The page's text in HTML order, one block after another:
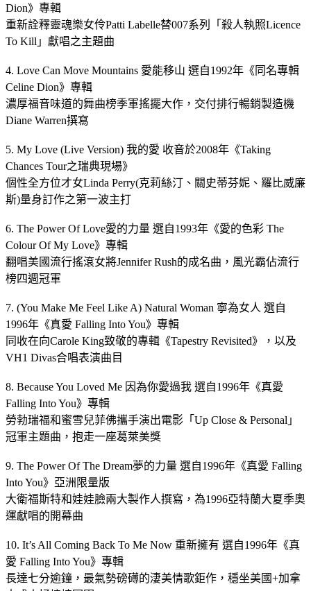
Dion》專輯
重新詮釋靈魂樂女伶Patti Labelle替007系列「殺人執照Licence
To Kill」獻唱之主題曲
4. Love Can Move Mountains 愛能移山 選自1992年《同名專輯
Celine Dion》專輯
濃厚福音味道的舞曲榜季軍搖擺大作，交付排行暢銷製造機
Diane Warren撰寫
5. My Love (Live Version) 我的愛 收音於2008年《Taking
Chances Tour之瑞典現場》
個性全方位才女Linda Perry(克莉絲汀、關史蒂芬妮、羅比威廉
斯)量身訂作之第一波主打
6. The Power Of Love愛的力量 選自1993年《愛的色彩 The
Colour Of My Love》專輯
翻唱美國流行搖滾女將Jennifer Rush的成名曲，風光霸佔流行
榜四週冠軍
7. (You Make Me Feel Like A) Natural Woman 寧為女人 選自
1996年《真愛 Falling Into You》專輯
同收在向Carole King致敬的專輯《Tapestry Revisited》，以及
VH1 Divas合唱表演曲目
8. Because You Loved Me 因為你愛過我 選自1996年《真愛
Falling Into You》專輯
勞勃瑞福和蜜雪兒菲佛攜手演出電影「Up Close & Personal」
冠軍主題曲，抱走一座葛萊美獎
9. The Power Of The Dream夢的力量 選自1996年《真愛 Falling
Into You》亞洲限量版
大衛福斯特和娃娃臉兩大製作人撰寫，為1996亞特蘭大夏季奧
運獻唱的開幕曲
10. It’s All Coming Back To Me Now 重新擁有 選自1996年《真
愛 Falling Into You》專輯
長達七分逾鐘，最氣勢磅礡的淒美情歌鉅作，穩坐美國+加拿